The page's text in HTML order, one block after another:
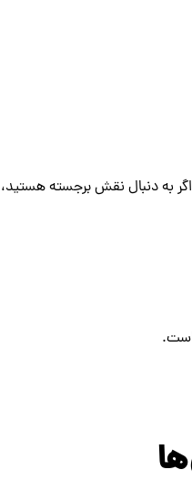
اگر به دنبال نقش برجسته
است.